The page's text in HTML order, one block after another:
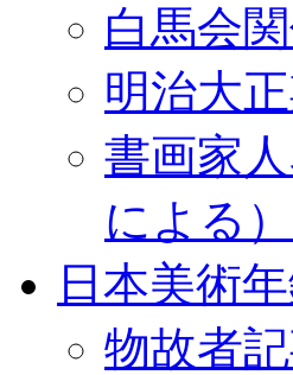
白馬会
明治大
書画家
による）
日本美術
物故者